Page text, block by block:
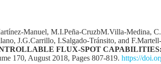
Manuel, M.I.Peña-CruzbM.Villa-Medina,
J.G.Carrillo, I.Salgado-Tránsito, and
FLUX-SPOT
170, August 2018, Pages 807-819. https://